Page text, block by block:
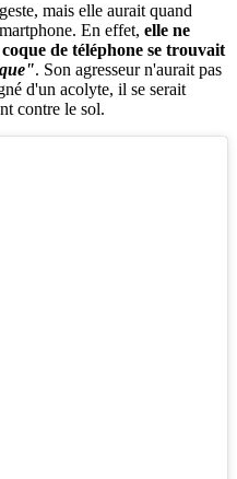
mais elle aurait quand
En effet, elle ne
de téléphone se trouvait
. Son agresseur n'aurait pas
d'un acolyte, il se serait
contre le sol.